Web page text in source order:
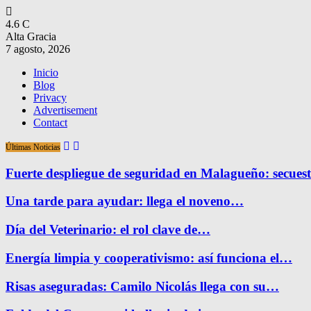
4.6 C
Alta Gracia
7 agosto, 2026
Inicio
Blog
Privacy
Advertisement
Contact
Últimas Noticias
Fuerte despliegue de seguridad en Malagueño:
Una tarde para ayudar: llega el noveno…
Día del Veterinario: el rol clave de…
Energía limpia y cooperativismo: así funciona el…
Risas aseguradas: Camilo Nicolás llega con su…